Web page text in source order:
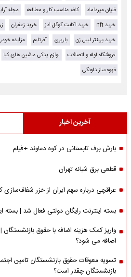
قلیان میرداماد
کافه مناسب کار و مطالعه مجله
خرید nft
خرید اکانت گوگل ادز خرید زعفران
خرید پرینتر لیبل زن
باربری آفرتایم مزایده
فروشگاه لوله و اتصالات
لوازم یدکی ماشین های کیا
قهوه ساز دلونگی
آخرین اخبار
بارش برف تابستانی در کوه دماوند +فیلم
قطعی برق شبانه تهران
عراقچی درباره سهم ایران از خزر شفاف‌سازی
بسته اینترنت رایگان دولتی فعال شد | بسته اینترنت
واریز کمک هزینه اضافه با حقوق
اضافه می شود؟
تسویه معوقات حقوق بازنشستگان تامین
بازنشستگان چقدر است؟